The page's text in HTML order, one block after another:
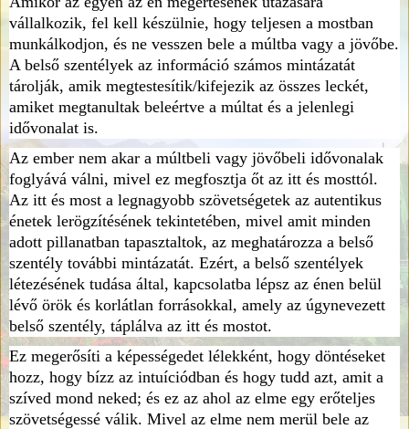
vállalkozik, fel kell készülnie, hogy teljesen a mostban
munkálkodjon, és ne vesszen bele a múltba vagy a jövőbe.
A belső szentélyek az információ számos mintázatát
tárolják, amik megtestesítik/kifejezik az összes leckét,
amiket megtanultak beleértve a múltat és a jelenlegi
idővonalat is.
Az ember nem akar a múltbeli vagy jövőbeli idővonalak
foglyává válni, mivel ez megfosztja őt az itt és mosttól.
Az itt és most a legnagyobb szövetségetek az autentikus
énetek lerögzítésének tekintetében, mivel amit minden
adott pillanatban tapasztaltok, az meghatározza a belső
szentély további mintázatát. Ezért, a belső szentélyek
létezésének tudása által, kapcsolatba lépsz az énen belül
lévő örök és korlátlan forrásokkal, amely az úgynevezett
belső szentély, táplálva az itt és mostot.
Ez megerősíti a képességedet lélekként, hogy döntéseket
hozz, hogy bízz az intuíciódban és hogy tudd azt, amit a
szíved mond neked; és ez az ahol az elme egy erőteljes
szövetségessé válik. Mivel az elme nem merül bele az